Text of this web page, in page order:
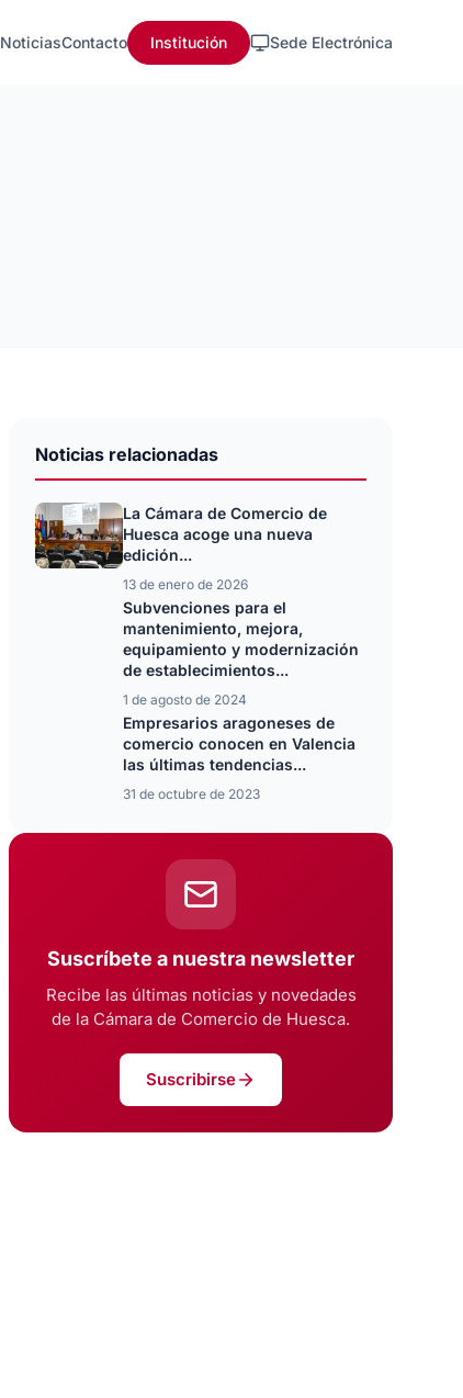
NoticiasContacto Institución Sede Electrónica
Noticias relacionadas
La Cámara de Comercio de
Huesca acoge una nueva
edición...
13 de enero de 2026
Subvenciones para el
mantenimiento, mejora,
equipamiento y modernización
de establecimientos...
1 de agosto de 2024
Empresarios aragoneses de
comercio conocen en Valencia
las últimas tendencias...
31 de octubre de 2023
Suscríbete a nuestra newsletter
Recibe las últimas noticias y novedades
de la Cámara de Comercio de Huesca.
Suscribirse